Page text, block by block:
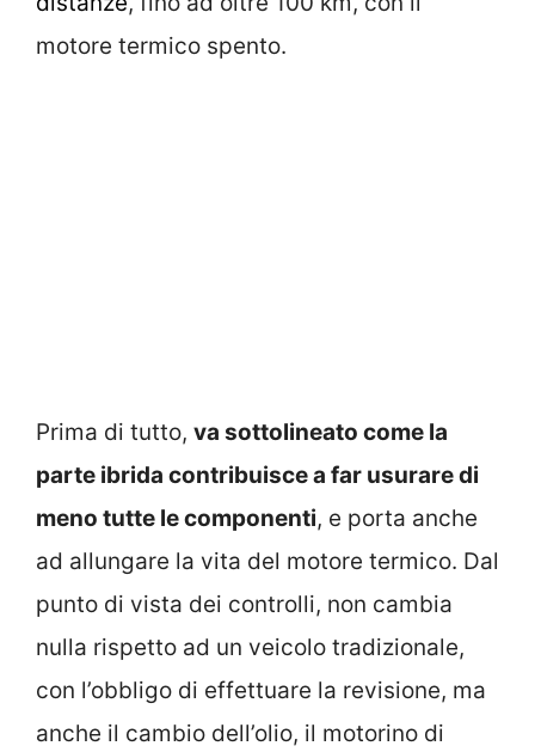
motore termico spento.
Prima di tutto, va sottolineato come la
parte ibrida contribuisce a far usurare di
meno tutte le componenti, e porta anche
ad allungare la vita del motore termico. Dal
punto di vista dei controlli, non cambia
nulla rispetto ad un veicolo tradizionale,
con l’obbligo di effettuare la revisione, ma
anche il cambio dell’olio, il motorino di